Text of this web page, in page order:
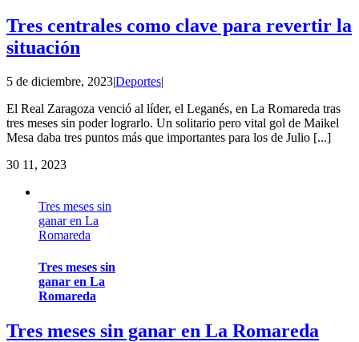
Tres centrales como clave para revertir la
situación
5 de diciembre, 2023|Deportes|
El Real Zaragoza venció al líder, el Leganés, en La Romareda tras
tres meses sin poder lograrlo. Un solitario pero vital gol de Maikel
Mesa daba tres puntos más que importantes para los de Julio [...]
30 11, 2023
Tres meses sin
ganar en La
Romareda
Tres meses sin
ganar en La
Romareda
Tres meses sin ganar en La Romareda